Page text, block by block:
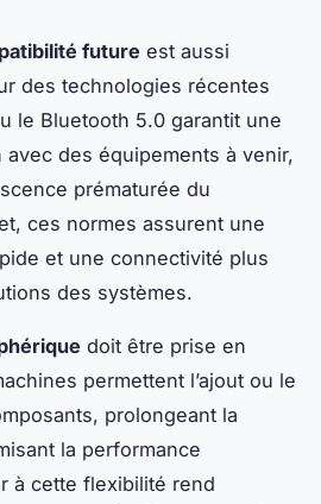
future est aussi
des technologies récentes
le Bluetooth 5.0 garantit une
des équipements à venir,
prématurée du
ces normes assurent une
et une connectivité plus
des systèmes.
doit être prise en
permettent l’ajout ou le
prolongeant la
la performance
à cette flexibilité rend